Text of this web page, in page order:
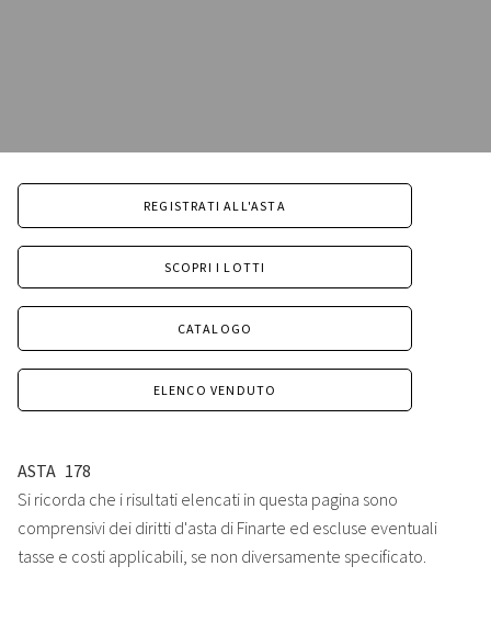
REGISTRATI ALL'ASTA
SCOPRI I LOTTI
CATALOGO
ELENCO VENDUTO
ASTA 178
Si ricorda che i risultati elencati in questa pagina sono
comprensivi dei diritti d'asta di Finarte ed escluse eventuali
tasse e costi applicabili, se non diversamente specificato.